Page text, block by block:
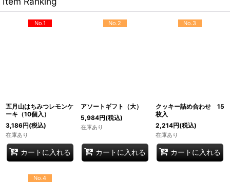
No.1
五月山はちみつレモンケ
ーキ（10個入）
3,186円(税込)
在庫あり
カートに入れる
No.2
アソートギフト（大）
5,984円(税込)
在庫あり
カートに入れる
No.3
クッキー詰め合わせ 15
枚入
2,214円(税込)
在庫あり
カートに入れる
No.4